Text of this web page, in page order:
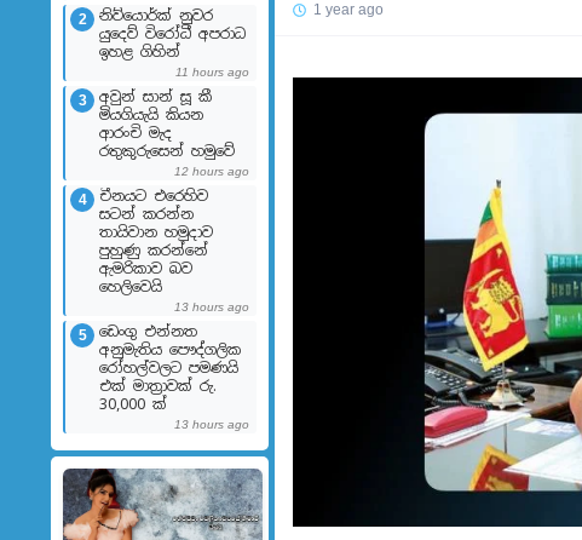
2
නිව්යොර්ක් නුවර
යුදෙව් විරෝධී අපරාධ
ඉහළ ගිහින්
11 hours ago
3
අවුන් සාන් සූ කී
මියගියැයි කියන
ආරංචි මැද
රතුකුරුසෙන් හමුවේ
12 hours ago
4
චීනයට එරෙහිව
සටන් කරන්න
තායිවාන හමුදාව
පුහුණු කරන්නේ
ඇමරිකාව බව
හෙලිවෙයි
13 hours ago
5
ඩෙංගු එන්නත
අනුමැතිය පෞද්ගලික
රෝහල්වලට පමණයි
එක් මාත්‍රාවක් රු.
30,000 ක්
13 hours ago
1 year ago